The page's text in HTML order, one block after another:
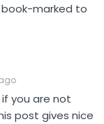
marked to
you are not
post gives nice